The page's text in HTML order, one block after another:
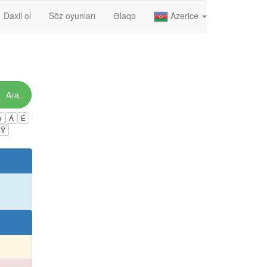
Daxil ol Söz oyunları Əlaqə Azerice
Ara..
Á
É
Ÿ